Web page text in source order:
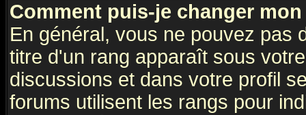
Comment puis-je changer
En général, vous ne pouvez pas
titre d'un rang apparaît sous
discussions et dans votre profil
forums utilisent les rangs pour